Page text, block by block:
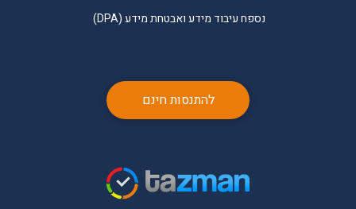
נספח עיבוד מידע ואבטחת מידע (DPA)
להתנסות חינם